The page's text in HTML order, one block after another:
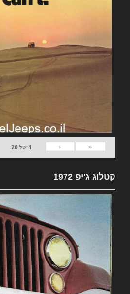
«
‹
1 של20
קטלוג ג'יפ 1972